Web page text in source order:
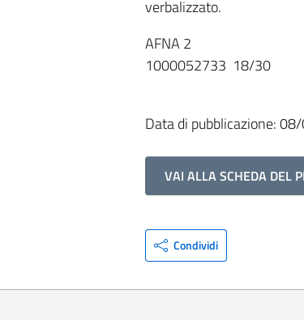
verbalizzato.
AFNA 2
1000052733 18/30
Data di pubblicazione:
VAI ALLA SCHEDA DEL
Condividi